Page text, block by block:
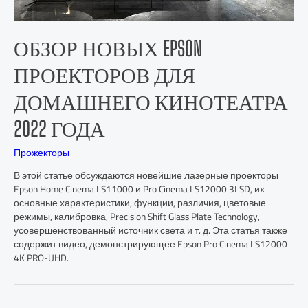
ОБЗОР НОВЫХ EPSON
ПРОЕКТОРОВ ДЛЯ
ДОМАШНЕГО КИНОТЕАТРА
2022 ГОДА
Прожекторы
В этой статье обсуждаются новейшие лазерные проекторы
Epson Home Cinema LS11000 и Pro Cinema LS12000 3LSD, их
основные характеристики, функции, различия, цветовые
режимы, калибровка, Precision Shift Glass Plate Technology,
усовершенствованный источник света и т. д. Эта статья также
содержит видео, демонстрирующее Epson Pro Cinema LS12000
4K PRO-UHD.